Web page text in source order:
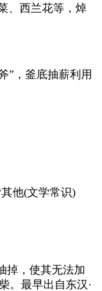
、西兰花等，焯
”，釜底抽薪利用
他(文学常识)
，使其无法加
。最早出自东汉·